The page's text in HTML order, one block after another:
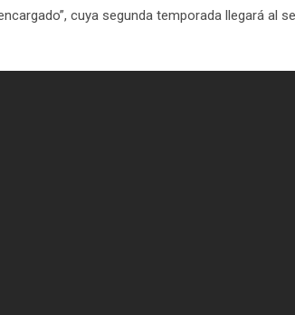
, cuya segunda temporada llegará al